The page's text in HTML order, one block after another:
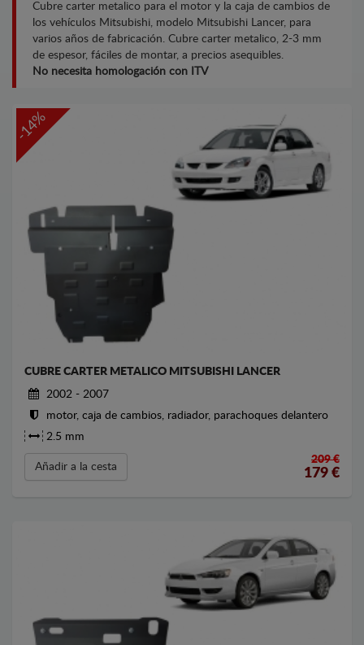
Cubre carter metalico para el motor y la caja de cambios de
los vehículos Mitsubishi, modelo Mitsubishi Lancer, para
varios años de fabricación. Cubre carter metalico, 2-3 mm
de espesor, fáciles de montar, a precios asequibles.
No necesita homologación con ITV
-14%
CUBRE CARTER METALICO MITSUBISHI LANCER
2002 - 2007
motor, caja de cambios, radiador, parachoques delantero
2.5 mm
Añadir a la cesta
209 €
179 €